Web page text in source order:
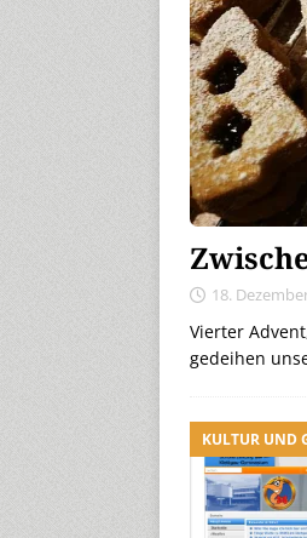
18.
Vierter
gedeihen
KULTUR UND